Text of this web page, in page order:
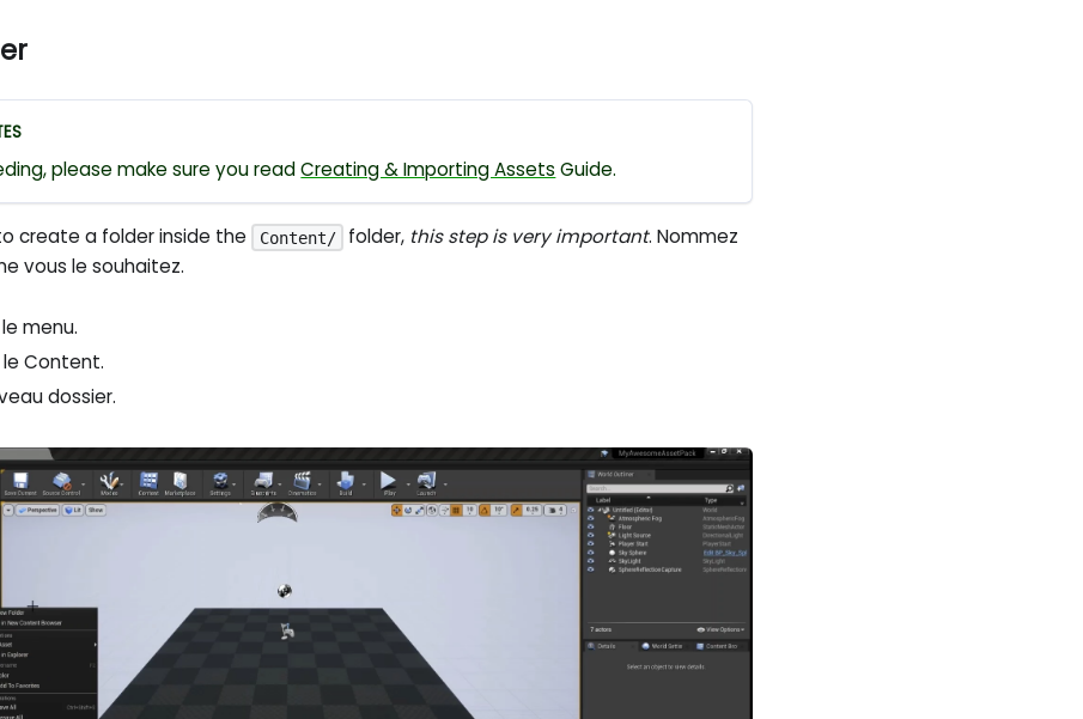
please make sure you readCreating & Importing Assets Guide.
create a folder inside the Content/ folder, this step is very important. Nommez
vous le souhaitez.
menu.
Content.
dossier.